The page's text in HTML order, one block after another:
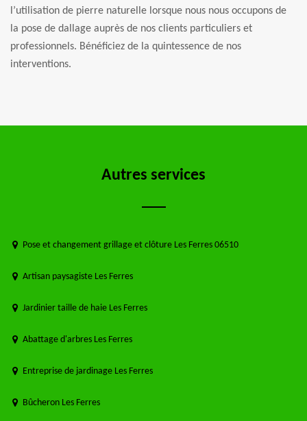
l’utilisation de pierre naturelle lorsque nous nous occupons de
la pose de dallage auprès de nos clients particuliers et
professionnels. Bénéficiez de la quintessence de nos
interventions.
Autres services
Pose et changement grillage et clôture Les Ferres 06510
Artisan paysagiste Les Ferres
Jardinier taille de haie Les Ferres
Abattage d'arbres Les Ferres
Entreprise de jardinage Les Ferres
Bûcheron Les Ferres